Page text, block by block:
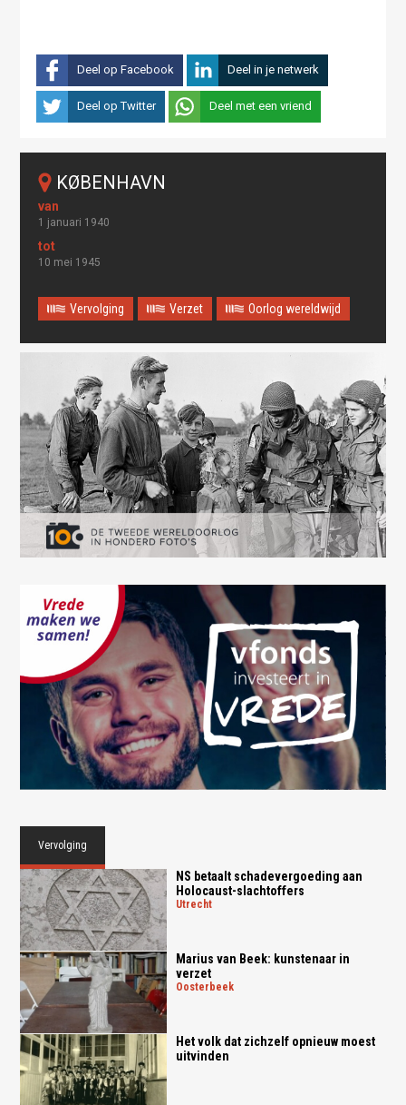
Deel op Facebook Deel in je netwerk
Deel op Twitter Deel met een vriend
KØBENHAVN
1 januari 1940
10 mei 1945
Vervolging Verzet Oorlog wereldwijd
Vervolging
NS betaalt schadevergoeding aan
Holocaust-slachtoffers
utrecht
Marius van Beek: kunstenaar in
verzet
oosterbeek
Het volk dat zichzelf opnieuw moest
uitvinden